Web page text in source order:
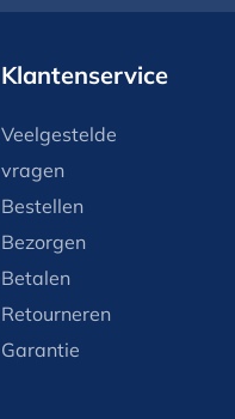
Klantenservice
Veelgestelde
vragen
Bestellen
Bezorgen
Betalen
Retourneren
Garantie